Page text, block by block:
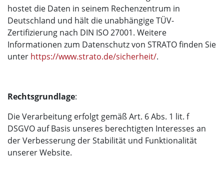
hostet die Daten in seinem Rechenzentrum in
Deutschland und hält die unabhängige TÜV-
Zertifizierung nach DIN ISO 27001. Weitere
Informationen zum Datenschutz von STRATO finden Sie
unter https://www.strato.de/sicherheit/.
Rechtsgrundlage:
Die Verarbeitung erfolgt gemäß Art. 6 Abs. 1 lit. f
DSGVO auf Basis unseres berechtigten Interesses an
der Verbesserung der Stabilität und Funktionalität
unserer Website.